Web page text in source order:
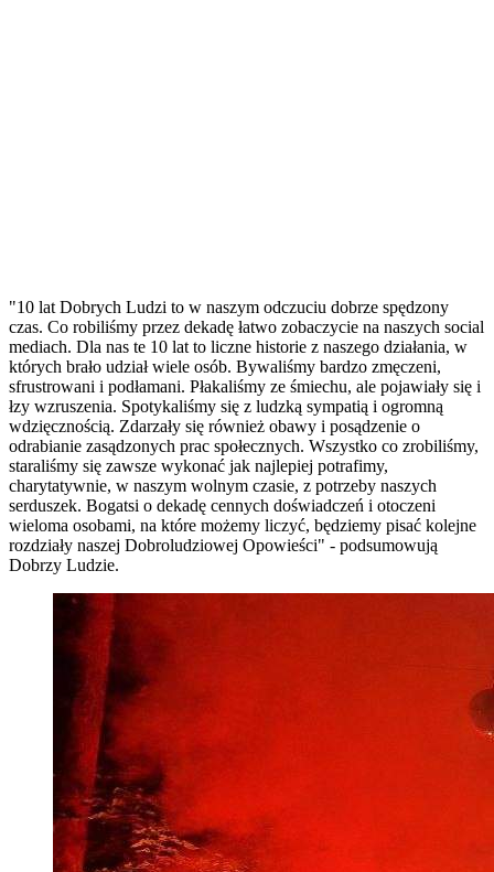
"10 lat Dobrych Ludzi to w naszym odczuciu dobrze spędzony
czas. Co robiliśmy przez dekadę łatwo zobaczycie na naszych social
mediach. Dla nas te 10 lat to liczne historie z naszego działania, w
których brało udział wiele osób. Bywaliśmy bardzo zmęczeni,
sfrustrowani i podłamani. Płakaliśmy ze śmiechu, ale pojawiały się i
łzy wzruszenia. Spotykaliśmy się z ludzką sympatią i ogromną
wdzięcznością. Zdarzały się również obawy i posądzenie o
odrabianie zasądzonych prac społecznych. Wszystko co zrobiliśmy,
staraliśmy się zawsze wykonać jak najlepiej potrafimy,
charytatywnie, w naszym wolnym czasie, z potrzeby naszych
serduszek. Bogatsi o dekadę cennych doświadczeń i otoczeni
wieloma osobami, na które możemy liczyć, będziemy pisać kolejne
rozdziały naszej Dobroludziowej Opowieści" - podsumowują
Dobrzy Ludzie.